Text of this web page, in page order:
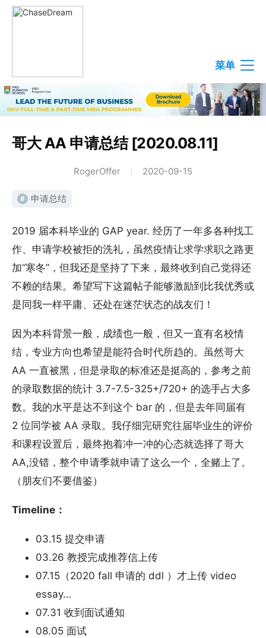
菜单
哥大 AA 申请总结 [2020.08.11]
RogerOffer 2020-09-15
# 申请总结
2019 届本科毕业的 GAP year. 经历了一年多各种找工
作、申请学校被拒的洗礼，虽然疫情让求学求职之路更
加“寒冬”，但我还是坚持了下来，最终收到自己觉得还
不赖的结果。希望写下这篇帖子能够激励到比我优秀或
是同我一样平庸、还处在迷茫状态的战友们！
因为本科背景一般，成绩也一般，但又一直有名校情
结，专业方向也希望是能符合时代所趋的。虽然哥大
AA 一直被黑，但是录取的标准还是挺高的，参考之前
的录取数据的统计 3.7-7.5-325+/720+ 的选手占大多
数。我的水平是达不到这个 bar 的，但是去年同届有
2 位同学被 AA 录取。我仔细完研究往届毕业生的评价
和课程设置后，最终抱着冲一冲的心态就选择了哥大
AA,没错，整个申请季就申请了这么一个，全赌上了。
（朋友们不要借鉴）
Timeline：
03.15 提交申请
03.26 教授完成推荐信上传
07.15（2020 fall 申请的 ddl ）才上传 video
essay…
07.31 收到面试通知
08.05 面试